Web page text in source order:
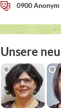
0900 Anonym
Unsere